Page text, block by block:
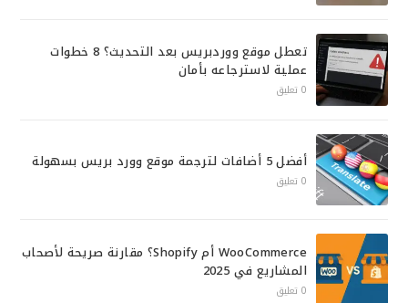
تعطل موقع ووردبريس بعد التحديث؟ 8 خطوات
عملية لاسترجاعه بأمان
0 تعليق
أفضل 5 أضافات لترجمة موقع وورد بريس بسهولة
0 تعليق
WooCommerce أم Shopify؟ مقارنة صريحة لأصحاب
المشاريع في 2025
0 تعليق